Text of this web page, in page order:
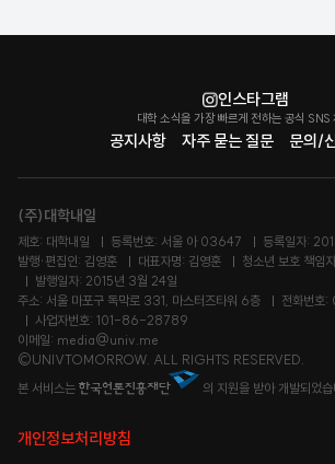
공지사항 자주 묻는 질문 문의/
인스타그램
대학 소식을 가장 빠르게 전하는 공식 SNS
(주)대학내일
제호: 대학내일 등록번호: 서울 아 03647
등록일자:
발행·편집인: 김영훈
대표자명: 김영훈
청소년 보호 책임
발행일자: 2015년 3월 24일
주소: 서울 마포구 독막로 331, 마스터즈타워 6층
전화번
사업자번호: 101-86-28789
이메일: media@univ.me
©UNIVTOMORROW. ALL RIGHTS RESERVED.
본 서비스는
의 지원을 받아 개발되었습
개인정보처리방침